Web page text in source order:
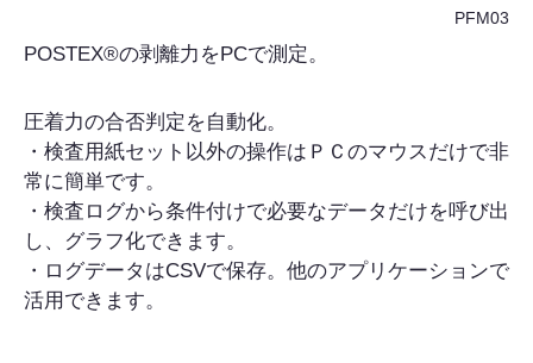
PFM03
POSTEX®の剥離力をPCで測定。
圧着力の合否判定を自動化。
・検査用紙セット以外の操作はＰＣのマウスだけで非
常に簡単です。
・検査ログから条件付けで必要なデータだけを呼び出
し、グラフ化できます。
・ログデータはCSVで保存。他のアプリケーションで
活用できます。